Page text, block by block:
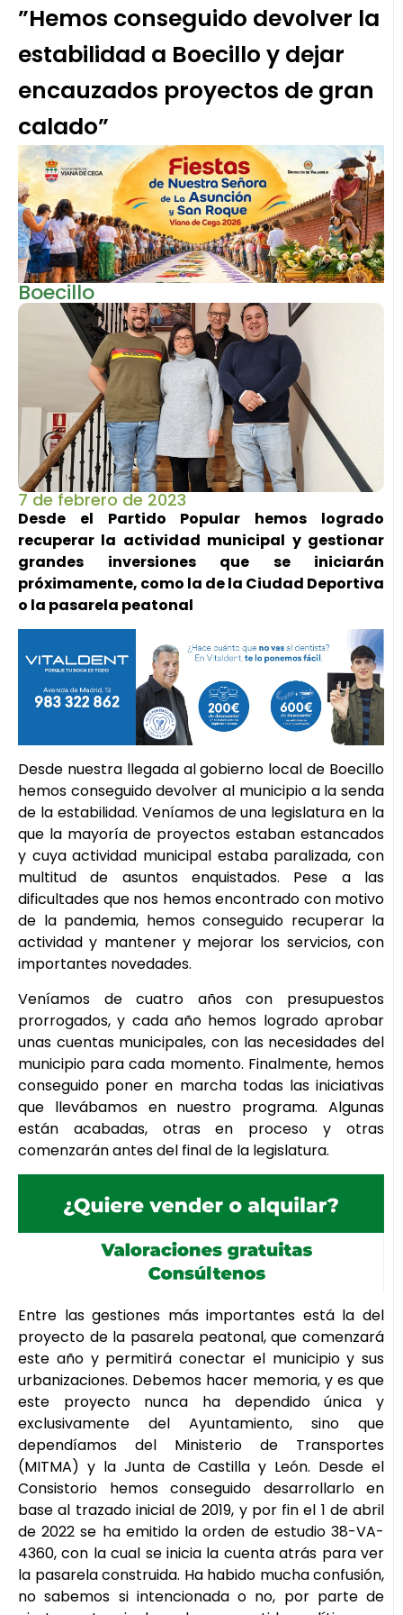
”Hemos conseguido devolver la
estabilidad a Boecillo y dejar
encauzados proyectos de gran
calado”
Boecillo
7 de febrero de 2023
Desde el Partido Popular hemos logrado
recuperar la actividad municipal y gestionar
grandes inversiones que se iniciarán
próximamente, como la de la Ciudad Deportiva
o la pasarela peatonal
Desde nuestra llegada al gobierno local de Boecillo
hemos conseguido devolver al municipio a la senda
de la estabilidad. Veníamos de una legislatura en la
que la mayoría de proyectos estaban estancados
y cuya actividad municipal estaba paralizada, con
multitud de asuntos enquistados. Pese a las
dificultades que nos hemos encontrado con motivo
de la pandemia, hemos conseguido recuperar la
actividad y mantener y mejorar los servicios, con
importantes novedades.
Veníamos de cuatro años con presupuestos
prorrogados, y cada año hemos logrado aprobar
unas cuentas municipales, con las necesidades del
municipio para cada momento. Finalmente, hemos
conseguido poner en marcha todas las iniciativas
que llevábamos en nuestro programa. Algunas
están acabadas, otras en proceso y otras
comenzarán antes del final de la legislatura.
Entre las gestiones más importantes está la del
proyecto de la pasarela peatonal, que comenzará
este año y permitirá conectar el municipio y sus
urbanizaciones. Debemos hacer memoria, y es que
este proyecto nunca ha dependido única y
exclusivamente del Ayuntamiento, sino que
dependíamos del Ministerio de Transportes
(MITMA) y la Junta de Castilla y León. Desde el
Consistorio hemos conseguido desarrollarlo en
base al trazado inicial de 2019, y por fin el 1 de abril
de 2022 se ha emitido la orden de estudio 38-VA-
4360, con la cual se inicia la cuenta atrás para ver
la pasarela construida. Ha habido mucha confusión,
no sabemos si intencionada o no, por parte de